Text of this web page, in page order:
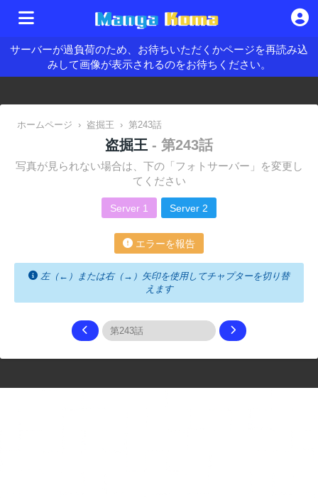
サーバーが過負荷のため、お待ちいただくかページを再読み込
みして画像が表示されるのをお待ちください。
ホームページ › 盗掘王 › 第243話
盗掘王 - 第243話
写真が見られない場合は、下の「フォトサーバー」を変更し
てください
Server 1 Server 2
エラーを報告
左（←）または右（→）矢印を使用してチャプターを切り替
えます